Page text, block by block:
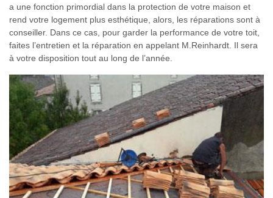
a une fonction primordial dans la protection de votre maison et
rend votre logement plus esthétique, alors, les réparations sont à
conseiller. Dans ce cas, pour garder la performance de votre toit,
faites l’entretien et la réparation en appelant M.Reinhardt. Il sera
à votre disposition tout au long de l’année.